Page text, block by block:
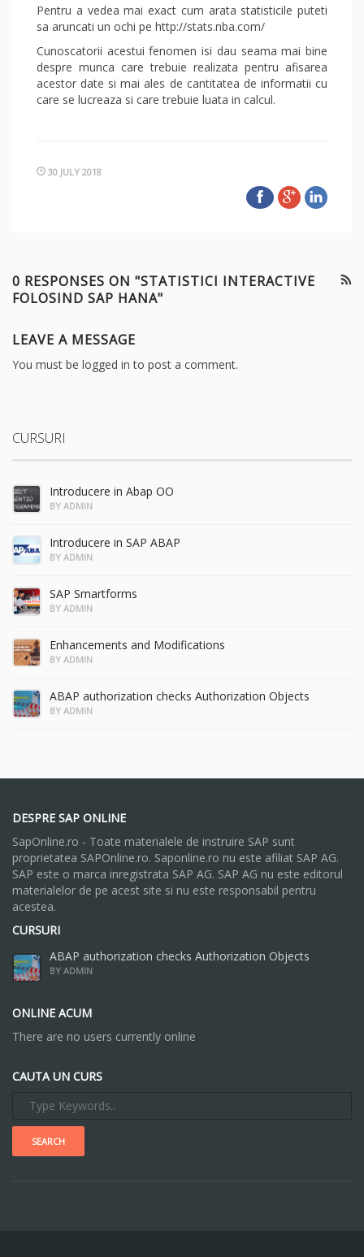
Pentru a vedea mai exact cum arata statisticile puteti
sa aruncati un ochi pe http://stats.nba.com/
Cunoscatorii acestui fenomen isi dau seama mai bine
despre munca care trebuie realizata pentru afisarea
acestor date si mai ales de cantitatea de informatii cu
care se lucreaza si care trebuie luata in calcul.
30 JULY 2018
0 RESPONSES ON "STATISTICI INTERACTIVE
FOLOSIND SAP HANA"
LEAVE A MESSAGE
You must be logged in to post a comment.
CURSURI
Introducere in Abap OO
BY ADMIN
Introducere in SAP ABAP
BY ADMIN
SAP Smartforms
BY ADMIN
Enhancements and Modifications
BY ADMIN
ABAP authorization checks Authorization Objects
BY ADMIN
DESPRE SAP ONLINE
SapOnline.ro - Toate materialele de instruire SAP sunt
proprietatea SAPOnline.ro. Saponline.ro nu este afiliat SAP AG.
SAP este o marca inregistrata SAP AG. SAP AG nu este editorul
materialelor de pe acest site si nu este responsabil pentru
acestea.
CURSURI
ABAP authorization checks Authorization Objects
BY ADMIN
ONLINE ACUM
There are no users currently online
CAUTA UN CURS